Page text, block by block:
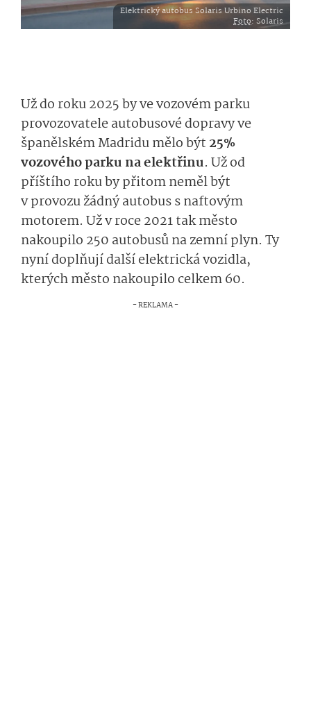
Elektrický autobus Solaris Urbino Electric
Foto: Solaris
Už do roku 2025 by ve vozovém parku
provozovatele autobusové dopravy ve
španělském Madridu mělo být 25%
vozového parku na elektřinu. Už od
příštího roku by přitom neměl být
v provozu žádný autobus s naftovým
motorem. Už v roce 2021 tak město
nakoupilo 250 autobusů na zemní plyn. Ty
nyní doplňují další elektrická vozidla,
kterých město nakoupilo celkem 60.